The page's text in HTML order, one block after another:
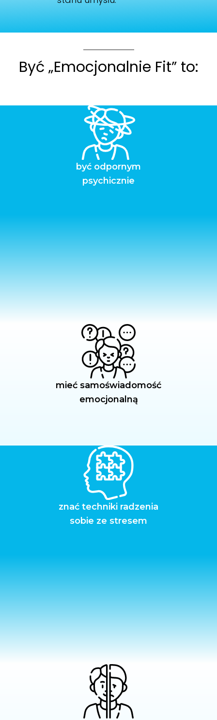
Być „Emocjonalnie Fit” to:
być odpornym
psychicznie
mieć samoświadomość
emocjonalną
znać techniki radzenia
sobie ze stresem